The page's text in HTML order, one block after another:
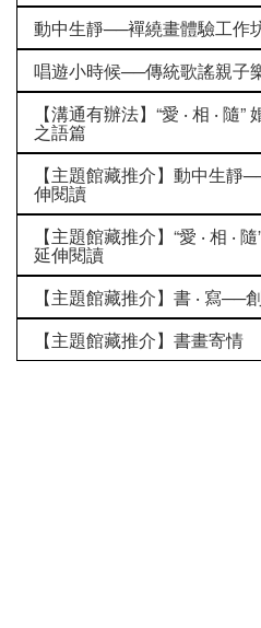
動中生靜──襌繞畫體驗工作
唱遊小時候──傳統歌謠親子
【溝通有辦法】“愛 ‧ 相 ‧
之語篇
【主題館藏推介】動中生靜
伸閱讀
【主題館藏推介】“愛 ‧ 相 ‧
延伸閱讀
【主題館藏推介】書 ‧ 寫──
【主題館藏推介】書畫寄情